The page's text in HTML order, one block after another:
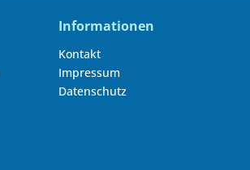
Informationen
Kontakt
Impressum
Datenschutz